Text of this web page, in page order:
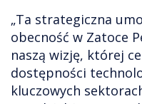
„Ta strategiczna
obecność w Zatoce
naszą wizję, której
dostępności
kluczowych